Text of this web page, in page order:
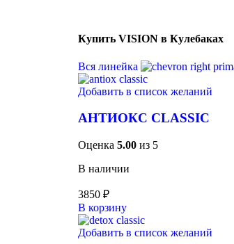
Купить VISION в Кулебаках
Вся линейка
Добавить в список желаний
АНТИОКС CLASSIC
Оценка 5.00 из 5
В наличии
3850 ₽
В корзину
Добавить в список желаний